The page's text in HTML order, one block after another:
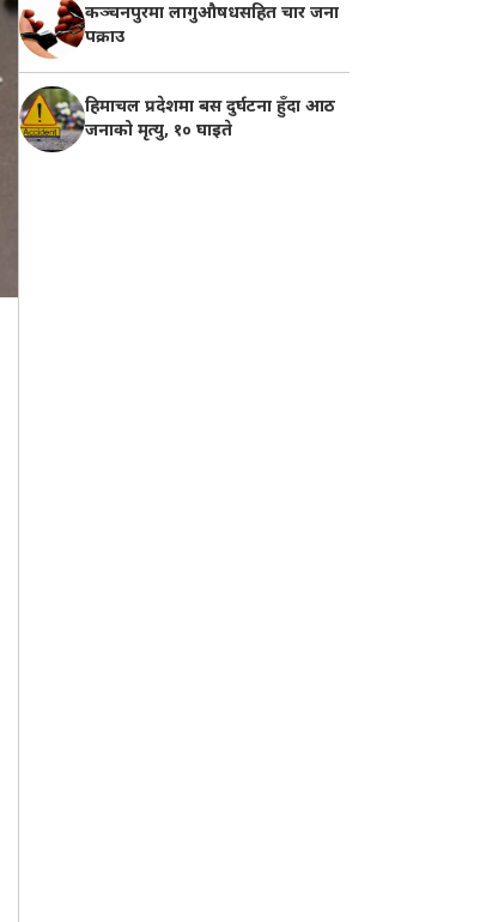
कञ्चनपुरमा लागुऔषधसहित चार जना
पक्राउ
हिमाचल प्रदेशमा बस दुर्घटना हुँदा आठ
जनाको मृत्यु, १० घाइते